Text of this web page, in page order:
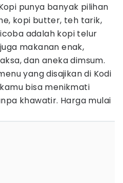
punya banyak pilihan
kopi butter, teh tarik,
adalah kopi telur
makanan enak,
dan aneka dimsum.
yang disajikan di Kodi
bisa menikmati
khawatir. Harga mulai